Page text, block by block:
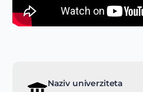
Naziv univerziteta